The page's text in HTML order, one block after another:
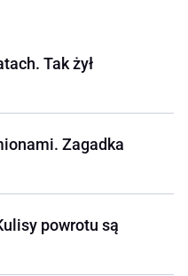
Tak żył
Zagadka
powrotu są